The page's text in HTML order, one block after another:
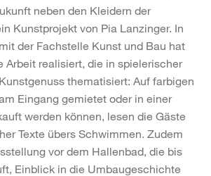
neben den Kleidern der
Kunstprojekt von Pia Lanzinger. In
der Fachstelle Kunst und Bau hat
Arbeit realisiert, die in spielerischer
thematisiert: Auf farbigen
Eingang gemietet oder in einer
werden können, lesen die Gäste
Texte übers Schwimmen. Zudem
vor dem Hallenbad, die bis
Einblick in die Umbaugeschichte